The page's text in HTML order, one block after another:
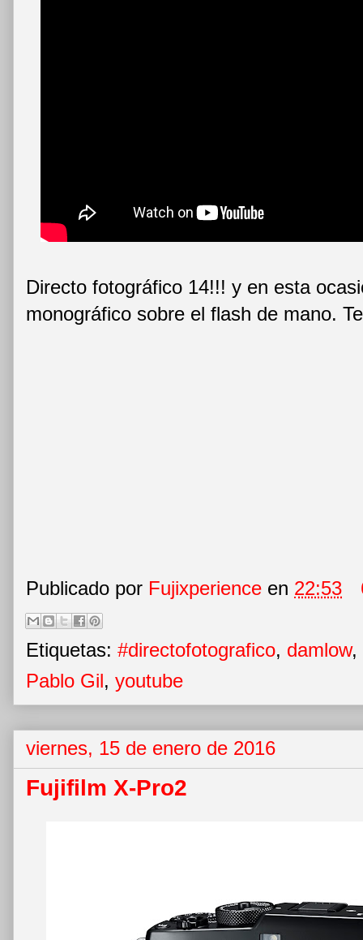
Directo fotográfico 14!!! y en esta
monográfico sobre el flash de mano.
Publicado por Fujixperience en 22:53
Etiquetas: #directofotografico, damlow,
Pablo Gil, youtube
viernes, 15 de enero de 2016
Fujifilm X-Pro2